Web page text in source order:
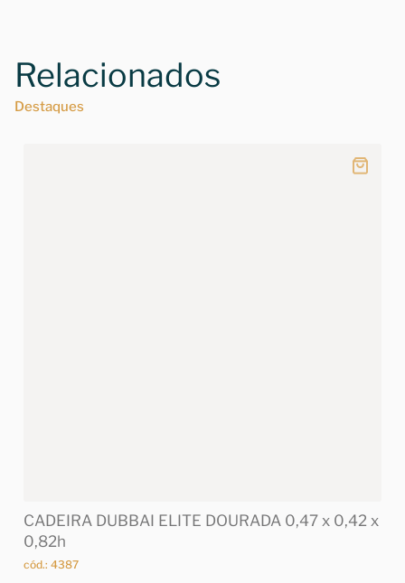
Relacionados
Destaques
CADEIRA DUBBAI ELITE DOURADA 0,47 x 0,42 x
0,82h
cód.: 4387